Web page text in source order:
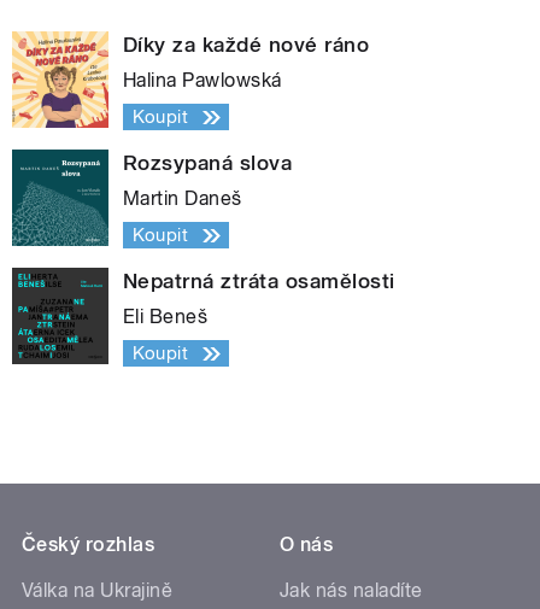
Díky za každé nové ráno
Halina Pawlowská
Koupit
Rozsypaná slova
Martin Daneš
Koupit
Nepatrná ztráta osamělosti
Eli Beneš
Koupit
Český rozhlas
Válka na Ukrajině
O nás
Jak nás naladíte